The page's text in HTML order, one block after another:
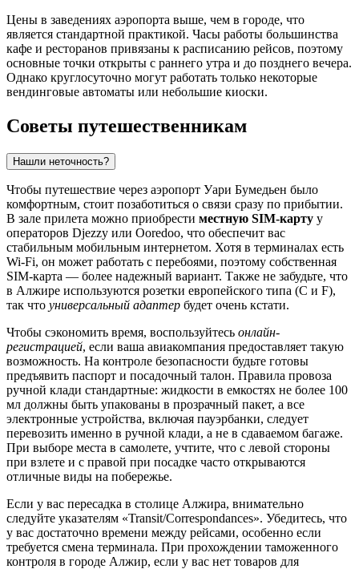
Цены в заведениях аэропорта выше, чем в городе, что
является стандартной практикой. Часы работы большинства
кафе и ресторанов привязаны к расписанию рейсов, поэтому
основные точки открыты с раннего утра и до позднего вечера.
Однако круглосуточно могут работать только некоторые
вендинговые автоматы или небольшие киоски.
Советы путешественникам
Нашли неточность?
Чтобы путешествие через аэропорт Уари Бумедьен было
комфортным, стоит позаботиться о связи сразу по прибытии.
В зале прилета можно приобрести местную SIM-карту у
операторов Djezzy или Ooredoo, что обеспечит вас
стабильным мобильным интернетом. Хотя в терминалах есть
Wi-Fi, он может работать с перебоями, поэтому собственная
SIM-карта — более надежный вариант. Также не забудьте, что
в Алжире используются розетки европейского типа (C и F),
так что универсальный адаптер будет очень кстати.
Чтобы сэкономить время, воспользуйтесь онлайн-
регистрацией, если ваша авиакомпания предоставляет такую
возможность. На контроле безопасности будьте готовы
предъявить паспорт и посадочный талон. Правила провоза
ручной клади стандартные: жидкости в емкостях не более 100
мл должны быть упакованы в прозрачный пакет, а все
электронные устройства, включая пауэрбанки, следует
перевозить именно в ручной клади, а не в сдаваемом багаже.
При выборе места в самолете, учтите, что с левой стороны
при взлете и с правой при посадке часто открываются
отличные виды на побережье.
Если у вас пересадка в столице Алжира, внимательно
следуйте указателям «Transit/Correspondances». Убедитесь, что
у вас достаточно времени между рейсами, особенно если
требуется смена терминала. При прохождении таможенного
контроля в городе Алжир, если у вас нет товаров для